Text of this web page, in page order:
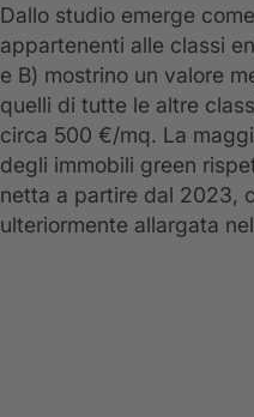
Dallo studio emerge
appartenenti alle classi
e B) mostrino un valore
quelli di tutte le altre
circa 500 €/mq. La
degli immobili green
netta a partire dal 2023,
ulteriormente allargata